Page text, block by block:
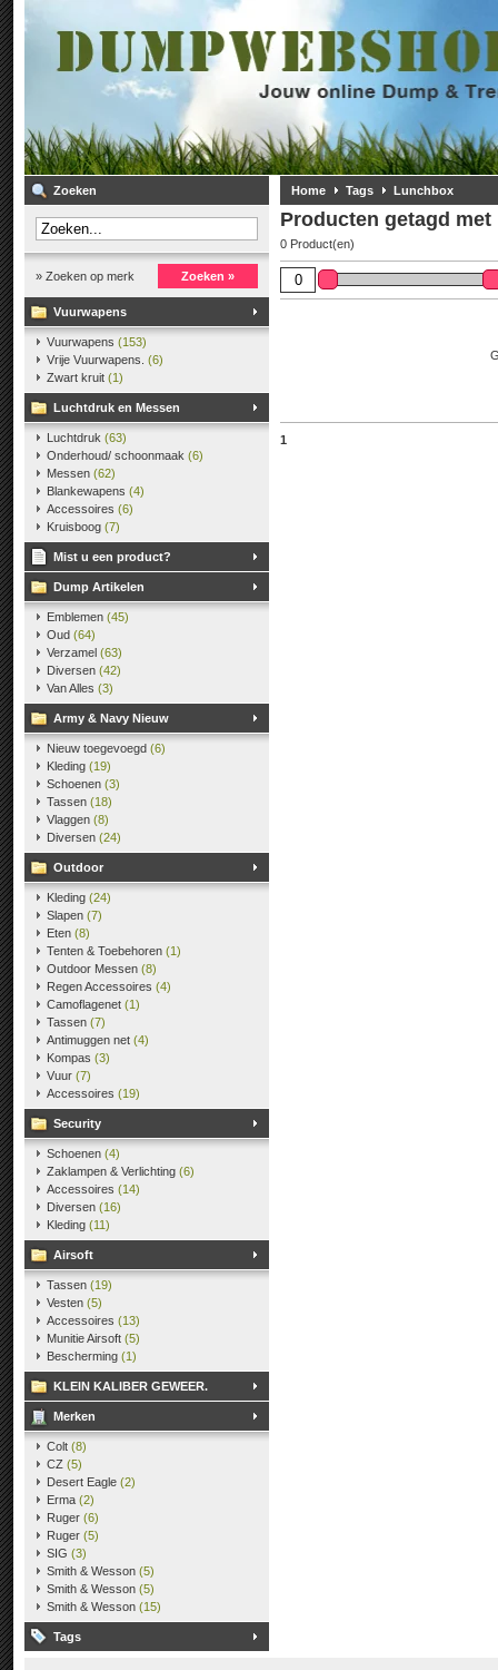
Zoeken
» Zoeken op merk Zoeken »
Vuurwapens
Vuurwapens (153)
Vrije Vuurwapens. (6)
Zwart kruit (1)
Luchtdruk en Messen
Luchtdruk (63)
Onderhoud/ schoonmaak (6)
Messen (62)
Blankewapens (4)
Accessoires (6)
Kruisboog (7)
Mist u een product?
Dump Artikelen
Emblemen (45)
Oud (64)
Verzamel (63)
Diversen (42)
Van Alles (3)
Army & Navy Nieuw
Nieuw toegevoegd (6)
Kleding (19)
Schoenen (3)
Tassen (18)
Vlaggen (8)
Diversen (24)
Outdoor
Kleding (24)
Slapen (7)
Eten (8)
Tenten & Toebehoren (1)
Outdoor Messen (8)
Regen Accessoires (4)
Camoflagenet (1)
Tassen (7)
Antimuggen net (4)
Kompas (3)
Vuur (7)
Accessoires (19)
Security
Schoenen (4)
Zaklampen & Verlichting (6)
Accessoires (14)
Diversen (16)
Kleding (11)
Airsoft
Tassen (19)
Vesten (5)
Accessoires (13)
Munitie Airsoft (5)
Bescherming (1)
KLEIN KALIBER GEWEER.
Merken
Colt (8)
CZ (5)
Desert Eagle (2)
Erma (2)
Ruger (6)
Ruger (5)
SIG (3)
Smith & Wesson (5)
Smith & Wesson (5)
Smith & Wesson (15)
Tags
Home Tags Lunchbox
Producten getagd
0 Product(en)
1